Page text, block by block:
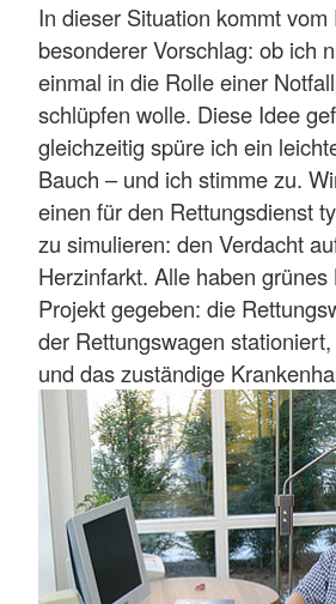
In dieser Situation kommt
besonderer Vorschlag: ob ich
einmal in die Rolle einer
schlüpfen wolle. Diese Idee
gleichzeitig spüre ich ein
Bauch – und ich stimme zu.
einen für den Rettungsdienst
zu simulieren: den Verdacht
Herzinfarkt. Alle haben
Projekt gegeben: die
der Rettungswagen
und das zuständige